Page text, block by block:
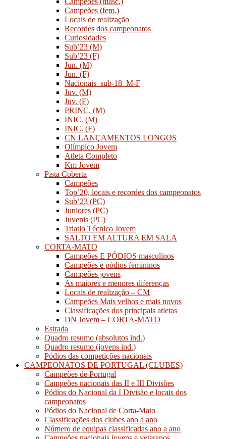
Campeões (fem.)
Locais de realização
Recordes dos campeonatos
Curiosidades
Sub’23 (M)
Sub’23 (F)
Jun. (M)
Jun. (F)
Nacionais_sub-18_M-F
Juv. (M)
Juv. (F)
PRINC. (M)
INIC. (M)
INIC. (F)
CN LANÇAMENTOS LONGOS
Olímpico Jovem
Atleta Completo
Km Jovem
Pista Coberta
Campeões
Top’20, locais e recordes dos campeonatos
Sub’23 (PC)
Juniores (PC)
Juvenis (PC)
Triatlo Técnico Jovem
SALTO EM ALTURA EM SALA
CORTA-MATO
Campeões E PÓDIOS masculinos
Campeões e pódios femininos
Campeões jovens
As maiores e menores diferenças
Locais de realização – CM
Campeões Mais velhos e mais novos
Classificações dos principais atletas
DN Jovem – CORTA-MATO
Estrada
Quadro resumo (absolutos ind.)
Quadro resumo (jovens ind.)
Pódios das competições nacionais
CAMPEONATOS DE PORTUGAL (CLUBES)
Campeões de Portugal
Campeões nacionais das II e III Divisões
Pódios do Nacional da I Divisão e locais dos
campeonatos
Pódios do Nacional de Corta-Mato
Classificações dos clubes ano a ano
Número de equipas classificadas ano a ano